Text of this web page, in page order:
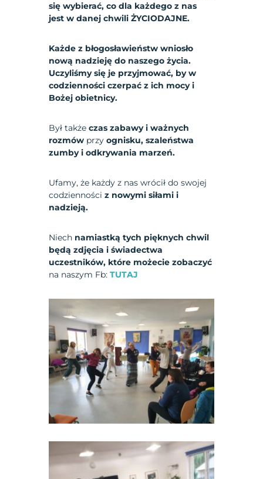
się wybierać, co dla każdego z nas
jest w danej chwili ŻYCIODAJNE.
Każde z błogosławieństw wniosło
nową nadzieję do naszego życia.
Uczyliśmy się je przyjmować, by w
codzienności czerpać z ich mocy i
Bożej obietnicy.
Był takżeczas zabawy i ważnych
rozmów przyognisku, szaleństwa
zumby i odkrywania marzeń.
Ufamy, że każdy z nas wrócił do swojej
codziennościz nowymi siłami i
nadzieją.
Niech namiastką tych pięknych chwil
będą zdjęcia i świadectwa
uczestników, które możecie zobaczyć
na naszym Fb:TUTAJ